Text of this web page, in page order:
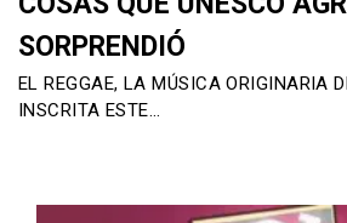
SORPRENDIÓ
EL REGGAE, LA MÚSICA ORIGINARIA
INSCRITA ESTE…